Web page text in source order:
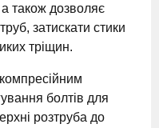
а також дозволяє
затискати стики
тріщин.
болтів для
розтруба до